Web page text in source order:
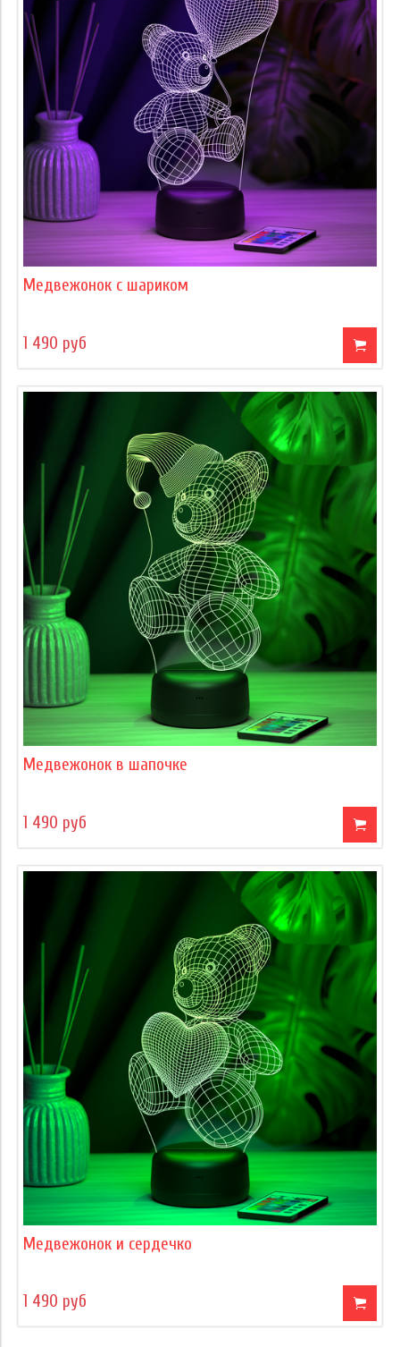
Медвежонок с шариком
1 490 руб
Медвежонок в шапочке
1 490 руб
Медвежонок и сердечко
1 490 руб